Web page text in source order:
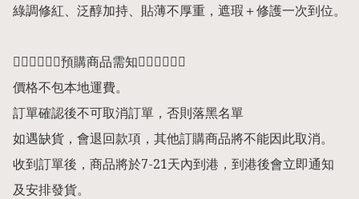
綠調修紅、泛醇加持、貼薄不厚重，遮瑕＋修護一次到位。
👇🏻👇🏻👇🏻預購商品需知👇🏻👇🏻👇🏻
價格不包本地運費。
訂單確認後不可取消訂單，否則落黑名單
如遇缺貨，會退回款項，其他訂購商品將不能因此取消。
收到訂單後，商品將於7-21天內到港，到港後會立即通知
及安排發貨。